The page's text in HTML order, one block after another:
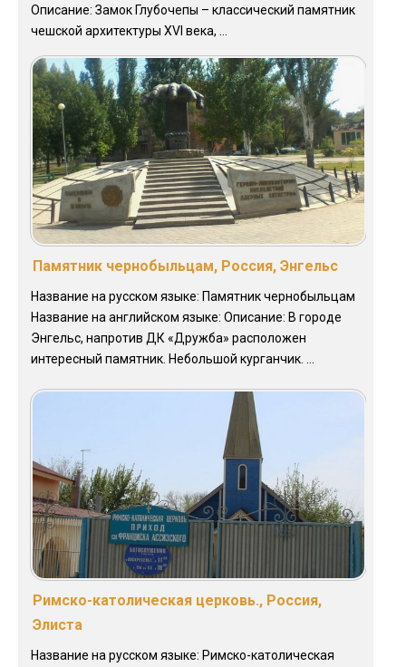
Описание: Замок Глубочепы – классический памятник
чешской архитектуры XVI века, ...
Памятник чернобыльцам, Россия, Энгельс
Название на русском языке: Памятник чернобыльцам
Название на английском языке: Описание: В городе
Энгельс, напротив ДК «Дружба» расположен
интересный памятник. Небольшой курганчик. ...
Римско-католическая церковь., Россия,
Элиста
Название на русском языке: Римско-католическая